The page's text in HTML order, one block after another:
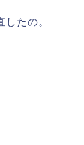
たの。